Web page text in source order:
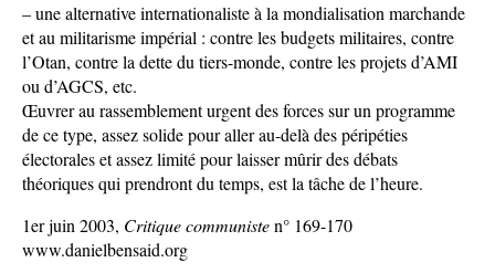
– une alternative internationaliste à la mondialisation marchande
et au militarisme impérial : contre les budgets militaires, contre
l’Otan, contre la dette du tiers-monde, contre les projets d’AMI
ou d’AGCS, etc.
Œuvrer au rassemblement urgent des forces sur un programme
de ce type, assez solide pour aller au-delà des péripéties
électorales et assez limité pour laisser mûrir des débats
théoriques qui prendront du temps, est la tâche de l’heure.
1er juin 2003, Critique communisten° 169-170
www.danielbensaid.org